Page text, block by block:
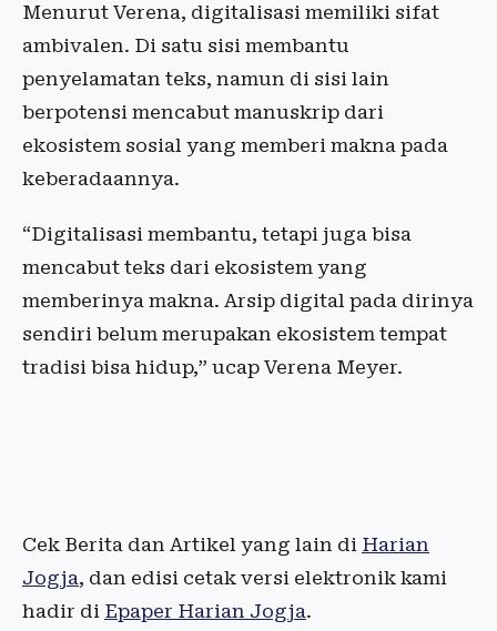
Menurut Verena, digitalisasi memiliki sifat
ambivalen. Di satu sisi membantu
penyelamatan teks, namun di sisi lain
berpotensi mencabut manuskrip dari
ekosistem sosial yang memberi makna pada
keberadaannya.
“Digitalisasi membantu, tetapi juga bisa
mencabut teks dari ekosistem yang
memberinya makna. Arsip digital pada dirinya
sendiri belum merupakan ekosistem tempat
tradisi bisa hidup,” ucap Verena Meyer.
Cek Berita dan Artikel yang lain di Harian
Jogja, dan edisi cetak versi elektronik kami
hadir di Epaper Harian Jogja.